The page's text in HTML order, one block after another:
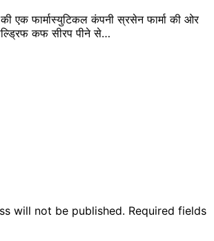
एक फार्मास्युटिकल कंपनी स्रसेन फार्मा की ओर
कफ सीरप पीने से…
will not be published. Required fields